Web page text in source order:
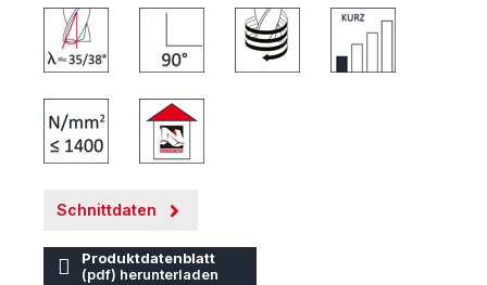
Schnittdaten
Produktdatenblatt
(pdf) herunterladen